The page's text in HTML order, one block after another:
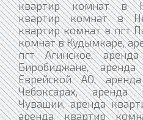
квартир комнат в
квартир комнат в
квартир комнат в пгт
комнат в Кудымкаре,
пгт Агинское,
Биробиджане,
Еврейской АО,
Чебоксарах,
Чувашии, аренда
аренда квартир